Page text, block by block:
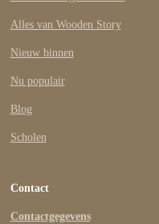
Alles van Wooden Story
Nieuw binnen
Nu populair
Blog
Scholen
Contact
Contactgegevens